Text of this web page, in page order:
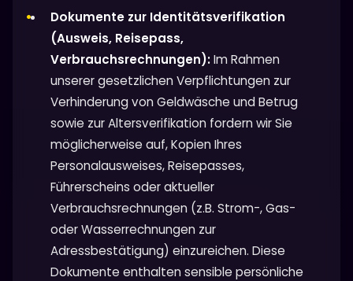
Dokumente zur Identitätsverifikation
(Ausweis, Reisepass,
Verbrauchsrechnungen):Im Rahmen
unserer gesetzlichen Verpflichtungen zur
Verhinderung von Geldwäsche und Betrug
sowie zur Altersverifikation fordern wir Sie
möglicherweise auf, Kopien Ihres
Personalausweises, Reisepasses,
Führerscheins oder aktueller
Verbrauchsrechnungen (z.B. Strom-, Gas-
oder Wasserrechnungen zur
Adressbestätigung) einzureichen. Diese
Dokumente enthalten sensible persönliche